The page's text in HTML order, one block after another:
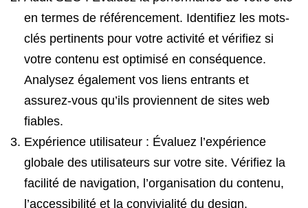
en termes de référencement. Identifiez les mots-
clés pertinents pour votre activité et vérifiez si
votre contenu est optimisé en conséquence.
Analysez également vos liens entrants et
assurez-vous qu’ils proviennent de sites web
fiables.
Expérience utilisateur : Évaluez l’expérience
globale des utilisateurs sur votre site. Vérifiez la
facilité de navigation, l’organisation du contenu,
l’accessibilité et la convivialité du design.